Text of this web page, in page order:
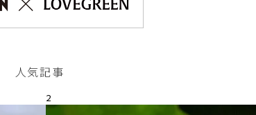
人気記事
2